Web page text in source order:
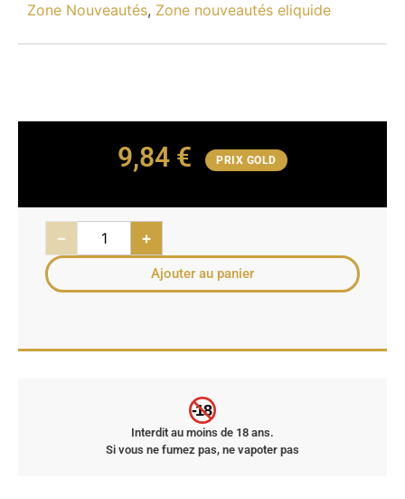
Zone Nouveautés, Zone nouveautés eliquide
9,84 € PRIX GOLD
− +
Ajouter au panier
-18
Interdit au moins de 18 ans.
Si vous ne fumez pas, ne vapoter pas